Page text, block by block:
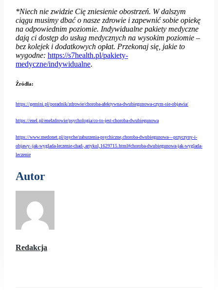
*Niech nie zwidzie Cię zniesienie obostrzeń. W dalszym
ciągu musimy dbać o nasze zdrowie i zapewnić sobie opiekę
na odpowiednim poziomie. Indywidualne pakiety medyczne
dają ci dostęp do usług medycznych na wysokim poziomie –
bez kolejek i dodatkowych opłat. Przekonaj się, jakie to
wygodne: https://s7health.pl/pakiety-
medyczne/indywidualne.
Źródła:
https://gemini.pl/poradnik/zdrowie/choroba-afektywna-dwubiegunowa-czym-sie-objawia/
https://enel.pl/enelzdrowie/psychologia/co-to-jest-choroba-dwubiegunowa
https://www.medonet.pl/psyche/zaburzenia-psychiczne,choroba-dwubiegunowa—przyczyny-i-
objawy–jak-wyglada-leczenie-chad-,artykul,1629715.html#choroba-dwubiegunowa-jak-wyglada-
leczenie
Autor
Redakcja